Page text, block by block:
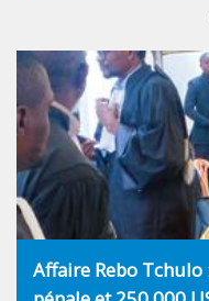
Affaire Rebo